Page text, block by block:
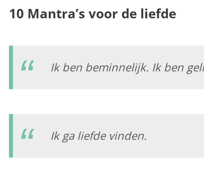
10 Mantra’s voor de liefde
Ik ben beminnelijk. Ik ben
Ik ga liefde vinden.